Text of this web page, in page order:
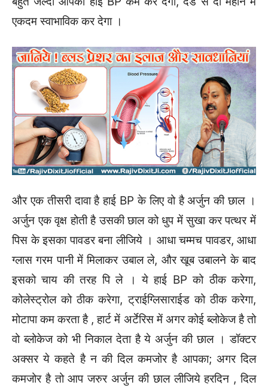
एकदम स्वाभाविक कर देगा ।
और एक तीसरी दावा है हाई BP के लिए वो है अर्जुन की छाल ।
अर्जुन एक वृक्ष होती है उसकी छाल को धुप में सुखा कर पत्थर में
पिस के इसका पावडर बना लीजिये । आधा चम्मच पावडर, आधा
ग्लास गरम पानी में मिलाकर उबाल ले, और खूब उबालने के बाद
इसको चाय की तरह पि ले । ये हाई BP को ठीक करेगा,
कोलेस्ट्रोल को ठीक करेगा, ट्राईग्लिसाराईड को ठीक करेगा,
मोटापा कम करता है , हार्ट में अर्टेरिस में अगर कोई ब्लोकेज है तो
वो ब्लोकेज को भी निकाल देता है ये अर्जुन की छाल । डॉक्टर
अक्सर ये कहते है न की दिल कमजोर है आपका; अगर दिल
कमजोर है तो आप जरुर अर्जुन की छाल लीजिये हरदिन , दिल